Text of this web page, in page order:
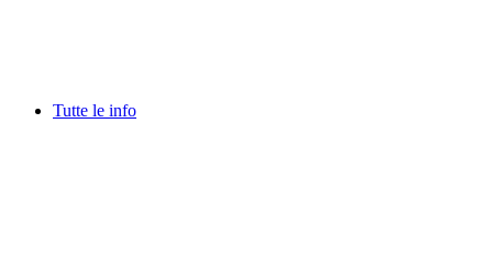
Tutte le info